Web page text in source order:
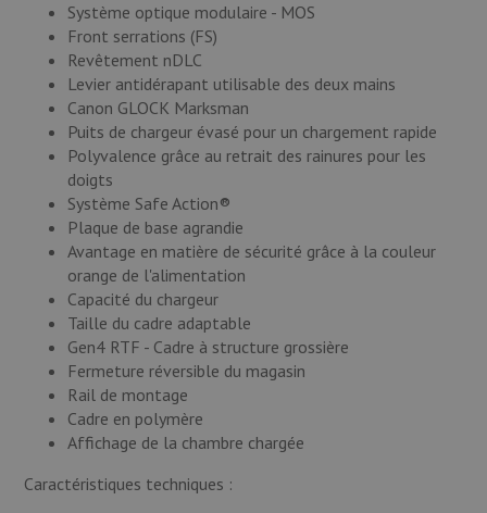
Système optique modulaire - MOS
Front serrations (FS)
Revêtement nDLC
Levier antidérapant utilisable des deux mains
Canon GLOCK Marksman
Puits de chargeur évasé pour un chargement rapide
Polyvalence grâce au retrait des rainures pour les
doigts
Système Safe Action®
Plaque de base agrandie
Avantage en matière de sécurité grâce à la couleur
orange de l'alimentation
Capacité du chargeur
Taille du cadre adaptable
Gen4 RTF - Cadre à structure grossière
Fermeture réversible du magasin
Rail de montage
Cadre en polymère
Affichage de la chambre chargée
Caractéristiques techniques :